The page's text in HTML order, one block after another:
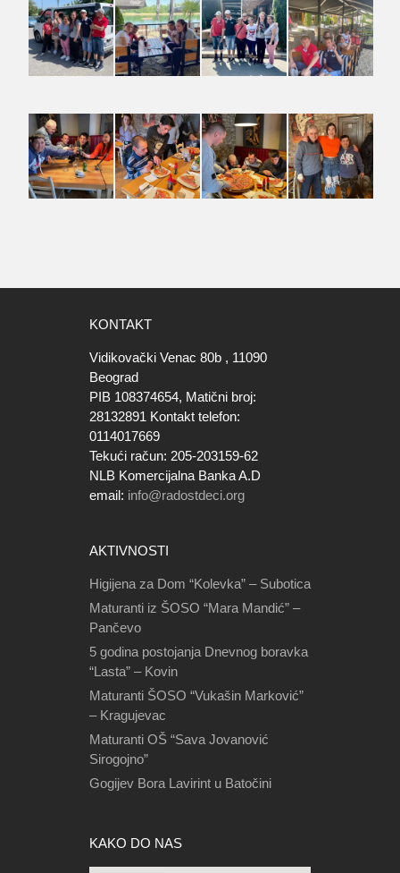
KONTAKT
Vidikovački Venac 80b , 11090
Beograd
PIB 108374654, Matični broj:
28132891 Kontakt telefon:
0114017669
Tekući račun: 205-203159-62
NLB Komercijalna Banka A.D
email: info@radostdeci.org
AKTIVNOSTI
Higijena za Dom “Kolevka” – Subotica
Maturanti iz ŠOSO “Mara Mandić” –
Pančevo
5 godina postojanja Dnevnog boravka
“Lasta” – Kovin
Maturanti ŠOSO “Vukašin Marković”
– Kragujevac
Maturanti OŠ “Sava Jovanović
Sirogojno”
Gogijev Bora Lavirint u Batočini
KAKO DO NAS